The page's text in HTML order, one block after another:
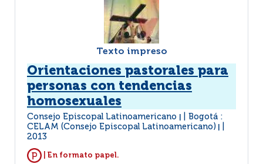
Texto impreso
Orientaciones pastorales para
personas con tendencias
homosexuales
Consejo Episcopal Latinoamericano
Bogotá :
CELAM (Consejo Episcopal Latinoamericano)
2013
| En formato papel.